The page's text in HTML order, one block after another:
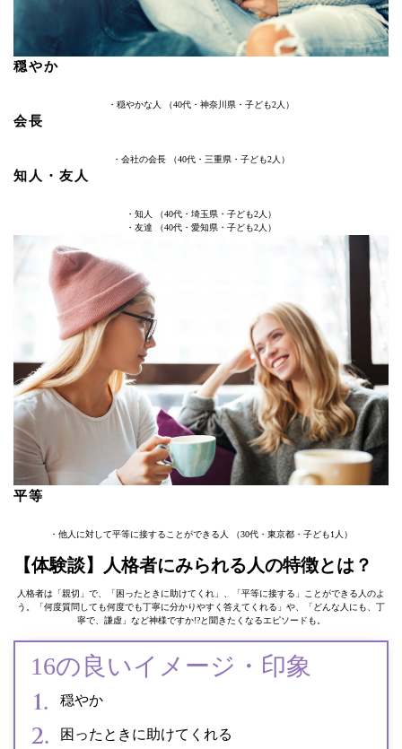
穏やか
・穏やかな人 （40代・神奈川県・子ども2人）
会長
・会社の会長 （40代・三重県・子ども2人）
知人・友人
・知人 （40代・埼玉県・子ども2人）
・友達 （40代・愛知県・子ども2人）
平等
・他人に対して平等に接することができる人 （30代・東京都・子ども1人）
【体験談】人格者にみられる人の特徴とは？
人格者は「親切」で、「困ったときに助けてくれ」、「平等に接する」ことができる人のよ
う。「何度質問しても何度でも丁寧に分かりやすく答えてくれる」や、「どんな人にも、丁
寧で、謙虚」など神様ですか!?と聞きたくなるエピソードも。
16の良いイメージ・印象
穏やか
困ったときに助けてくれる